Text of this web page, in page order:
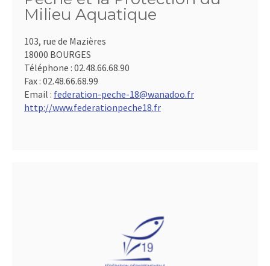
Milieu Aquatique
103, rue de Mazières
18000 BOURGES
Téléphone : 02.48.66.68.90
Fax : 02.48.66.68.99
Email : federation-peche-18@wanadoo.fr
http://www.federationpeche18.fr